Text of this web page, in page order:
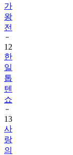
가
왕
전
12
한
일
톱
텐
쇼
13
사
랑
의